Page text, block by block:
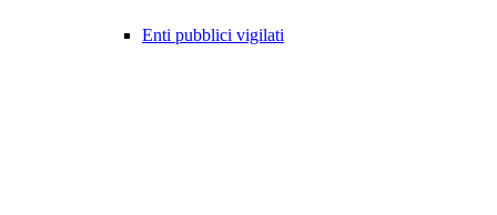
Enti pubblici vigilati